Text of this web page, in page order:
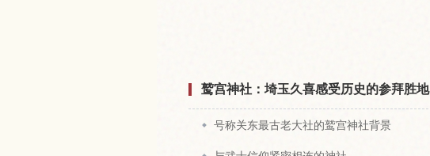
鹫宫神社：埼玉久喜感受历史的参拜胜地
号称关东最古老大社的鹫宫神社背景